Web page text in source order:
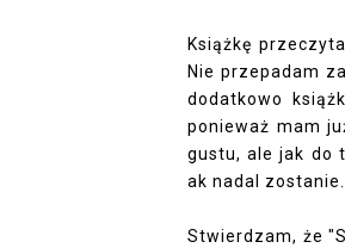
Książkę
Nie przepadam
dodatkowo
ponieważ mam
gustu, ale jak do
ak nadal zostanie.
Stwierdzam, że